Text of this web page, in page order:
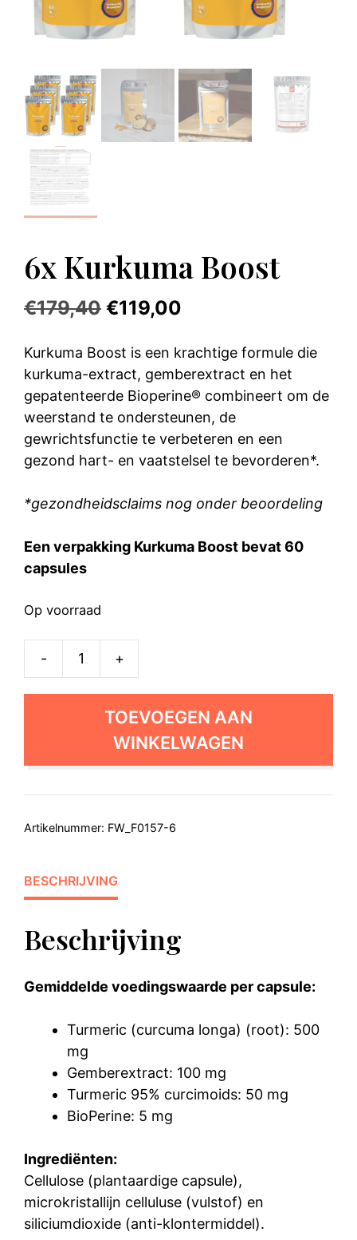
6x Kurkuma Boost
€179,40 Oorspronkelijke
was:
€179,40.
€119,00
is:
€119,00.
Kurkuma Boost is een krachtige formule die
kurkuma-extract, gemberextract en het
gepatenteerde Bioperine® combineert om de
weerstand te ondersteunen, de
gewrichtsfunctie te verbeteren en een
gezond hart- en vaatstelsel te bevorderen*.
*gezondheidsclaims nog onder beoordeling
Een verpakking Kurkuma Boost bevat 60
capsules
Op voorraad
-
Kurkuma
Boost
aantal
+
TOEVOEGEN AAN
WINKELWAGEN
Artikelnummer: FW_F0157-6
BESCHRIJVING
Beschrijving
Gemiddelde voedingswaarde per capsule:
Turmeric (curcuma longa) (root): 500
mg
Gemberextract: 100 mg
Turmeric 95% curcimoids: 50 mg
BioPerine: 5 mg
Ingrediënten:
Cellulose (plantaardige capsule),
microkristallijn celluluse (vulstof) en
siliciumdioxide (anti-klontermiddel).